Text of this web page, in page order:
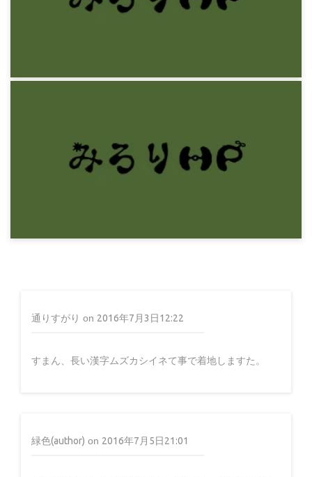
福永武彦『草の花』
ホーガン『星を継ぐもの』
通りすがり on 2016年7月3日12:22
すまん、長い漢字ムズカシイネて事で着地しますた。
緑色(author) on 2016年7月5日21:01